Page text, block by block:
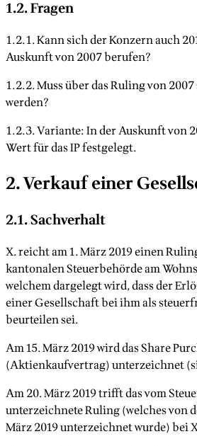
1.2. Fragen
1.2.1. Kann sich der Konzern auch
Auskunft von 2007 berufen?
1.2.2. Muss über das Ruling von
werden?
1.2.3. Variante: In der Auskunft von
Wert für das IP festgelegt.
2. Verkauf einer
2.1. Sachverhalt
X. reicht am 1. März 2019 einen
kantonalen Steuerbehörde am
welchem dargelegt wird, dass der
einer Gesellschaft bei ihm als
beurteilen sei.
Am 15. März 2019 wird das Share
(Aktienkaufvertrag) unterzeichnet
Am 20. März 2019 trifft das vom
unterzeichnete Ruling (welches von
März 2019 unterzeichnet wurde) bei